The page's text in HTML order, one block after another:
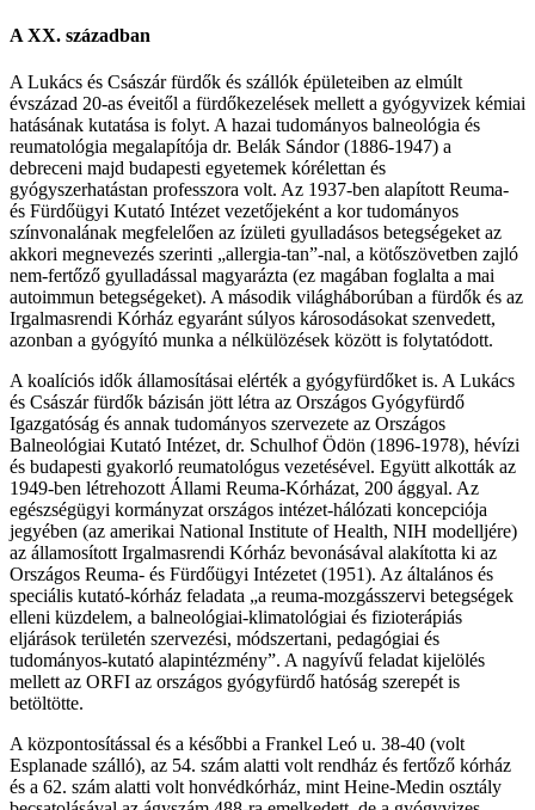
A XX. században
A Lukács és Császár fürdők és szállók épületeiben az elmúlt
évszázad 20-as éveitől a fürdőkezelések mellett a gyógyvizek kémiai
hatásának kutatása is folyt. A hazai tudományos balneológia és
reumatológia megalapítója dr. Belák Sándor (1886-1947) a
debreceni majd budapesti egyetemek kórélettan és
gyógyszerhatástan professzora volt. Az 1937-ben alapított Reuma-
és Fürdőügyi Kutató Intézet vezetőjeként a kor tudományos
színvonalának megfelelően az ízületi gyulladásos betegségeket az
akkori megnevezés szerinti „allergia-tan”-nal, a kötőszövetben zajló
nem-fertőző gyulladással magyarázta (ez magában foglalta a mai
autoimmun betegségeket). A második világháborúban a fürdők és az
Irgalmasrendi Kórház egyaránt súlyos károsodásokat szenvedett,
azonban a gyógyító munka a nélkülözések között is folytatódott.
A koalíciós idők államosításai elérték a gyógyfürdőket is. A Lukács
és Császár fürdők bázisán jött létra az Országos Gyógyfürdő
Igazgatóság és annak tudományos szervezete az Országos
Balneológiai Kutató Intézet, dr. Schulhof Ödön (1896-1978), hévízi
és budapesti gyakorló reumatológus vezetésével. Együtt alkották az
1949-ben létrehozott Állami Reuma-Kórházat, 200 ággyal. Az
egészségügyi kormányzat országos intézet-hálózati koncepciója
jegyében (az amerikai National Institute of Health, NIH modelljére)
az államosított Irgalmasrendi Kórház bevonásával alakította ki az
Országos Reuma- és Fürdőügyi Intézetet (1951). Az általános és
speciális kutató-kórház feladata „a reuma-mozgásszervi betegségek
elleni küzdelem, a balneológiai-klimatológiai és fizioterápiás
eljárások területén szervezési, módszertani, pedagógiai és
tudományos-kutató alapintézmény”. A nagyívű feladat kijelölés
mellett az ORFI az országos gyógyfürdő hatóság szerepét is
betöltötte.
A központosítással és a későbbi a Frankel Leó u. 38-40 (volt
Esplanade szálló), az 54. szám alatti volt rendház és fertőző kórház
és a 62. szám alatti volt honvédkórház, mint Heine-Medin osztály